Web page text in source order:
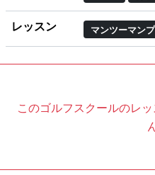
レッスン マンツーマン
このゴルフスクールのレ